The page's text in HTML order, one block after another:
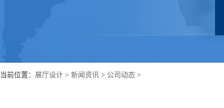
当前位置： 展厅设计 > 新闻资讯 > 公司动态 >